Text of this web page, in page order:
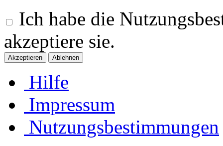
Ich habe die
akzeptiere sie.
Hilfe
Impressum
Nutzungsbestimmungen